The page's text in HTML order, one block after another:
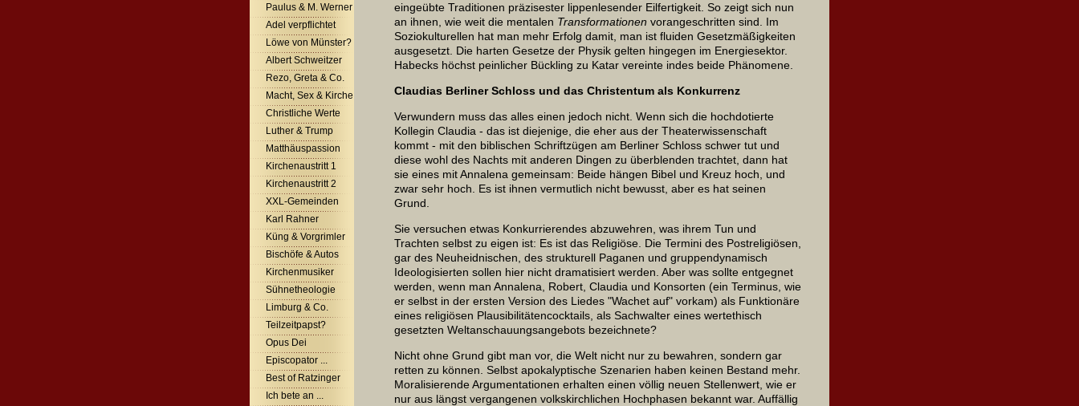
Paulus & M. Werner
Adel verpflichtet
Löwe von Münster?
Albert Schweitzer
Rezo, Greta & Co.
Macht, Sex & Kirche
Christliche Werte
Luther & Trump
Matthäuspassion
Kirchenaustritt 1
Kirchenaustritt 2
XXL-Gemeinden
Karl Rahner
Küng & Vorgrimler
Bischöfe & Autos
Kirchenmusiker
Sühnetheologie
Limburg & Co.
Teilzeitpapst?
Opus Dei
Episcopator ...
Best of Ratzinger
Ich bete an ...
eingeübte Traditionen präzisester lippenlesender Eilfertigkeit. So zeigt sich nun
an ihnen, wie weit die mentalen Transformationen vorangeschritten sind. Im
Soziokulturellen hat man mehr Erfolg damit, man ist fluiden Gesetzmäßigkeiten
ausgesetzt. Die harten Gesetze der Physik gelten hingegen im Energiesektor.
Habecks höchst peinlicher Bückling zu Katar vereinte indes beide Phänomene.
Claudias Berliner Schloss und das Christentum als Konkurrenz
Verwundern muss das alles einen jedoch nicht. Wenn sich die hochdotierte
Kollegin Claudia - das ist diejenige, die eher aus der Theaterwissenschaft
kommt - mit den biblischen Schriftzügen am Berliner Schloss schwer tut und
diese wohl des Nachts mit anderen Dingen zu überblenden trachtet, dann hat
sie eines mit Annalena gemeinsam: Beide hängen Bibel und Kreuz hoch, und
zwar sehr hoch. Es ist ihnen vermutlich nicht bewusst, aber es hat seinen
Grund.
Sie versuchen etwas Konkurrierendes abzuwehren, was ihrem Tun und
Trachten selbst zu eigen ist: Es ist das Religiöse. Die Termini des Postreligiösen,
gar des Neuheidnischen, des strukturell Paganen und gruppendynamisch
Ideologisierten sollen hier nicht dramatisiert werden. Aber was sollte entgegnet
werden, wenn man Annalena, Robert, Claudia und Konsorten (ein Terminus, wie
er selbst in der ersten Version des Liedes "Wachet auf" vorkam) als Funktionäre
eines religiösen Plausibilitätencocktails, als Sachwalter eines wertethisch
gesetzten Weltanschauungsangebots bezeichnete?
Nicht ohne Grund gibt man vor, die Welt nicht nur zu bewahren, sondern gar
retten zu können. Selbst apokalyptische Szenarien haben keinen Bestand mehr.
Moralisierende Argumentationen erhalten einen völlig neuen Stellenwert, wie er
nur aus längst vergangenen volkskirchlichen Hochphasen bekannt war. Auffällig